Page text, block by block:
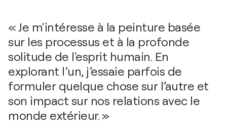
« Je m'intéresse à la peinture basée
sur les processus et à la profonde
solitude de l'esprit humain. En
explorant l’un, j’essaie parfois de
formuler quelque chose sur l’autre et
son impact sur nos relations avec le
monde extérieur. »